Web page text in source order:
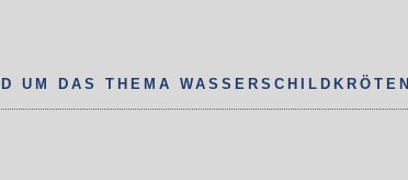
UM DAS THEMA WASSERSCHILDKRÖTEN